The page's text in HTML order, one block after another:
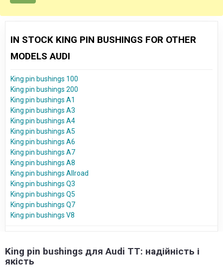
IN STOCK KING PIN BUSHINGS FOR OTHER
MODELS AUDI
King pin bushings 100
King pin bushings 200
King pin bushings A1
King pin bushings A3
King pin bushings A4
King pin bushings A5
King pin bushings A6
King pin bushings A7
King pin bushings A8
King pin bushings Allroad
King pin bushings Q3
King pin bushings Q5
King pin bushings Q7
King pin bushings V8
King pin bushings для Audi TT: надійність і
якість